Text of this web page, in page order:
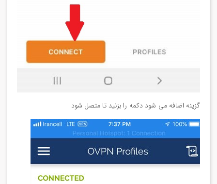
گزینه اضافه می شود دکمه را بزنید تا متصل شود